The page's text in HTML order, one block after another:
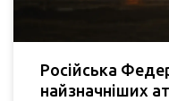
Російська
найзначніших